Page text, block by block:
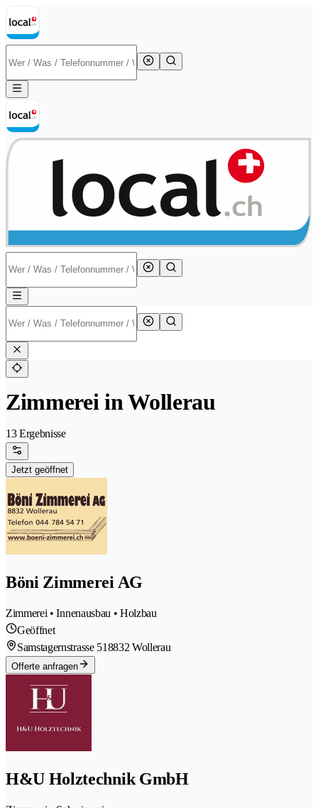
Zimmerei in Wollerau
13 Ergebnisse
Jetzt geöffnet
Böni Zimmerei AG
Zimmerei • Innenausbau • Holzbau
Geöffnet
Samstagernstrasse 518832 Wollerau
Offerte anfragen
H&U Holztechnik GmbH